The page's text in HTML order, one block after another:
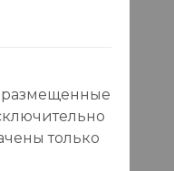
размещенные
только